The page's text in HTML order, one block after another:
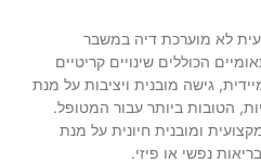
לא מוערכת דיה במשבר
הכוללים שינויים קריטיים
גישה מובנית ויציבות על מנת
הטובות ביותר עבור המטופל.
ומובנית חיונית על מנת
נפשי או פיזי.